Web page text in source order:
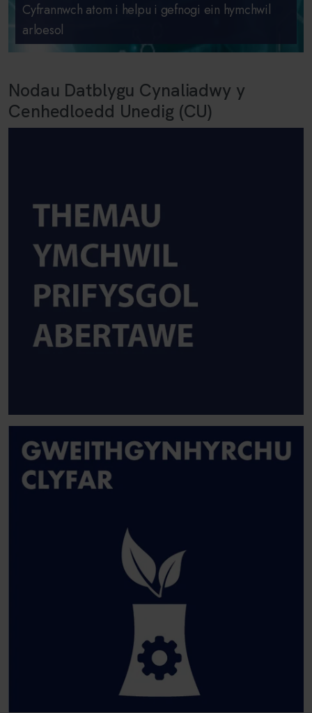
Cyfrannwch atom i helpu i gefnogi ein hymchwil
arloesol
Nodau Datblygu Cynaliadwy y
Cenhedloedd Unedig (CU)